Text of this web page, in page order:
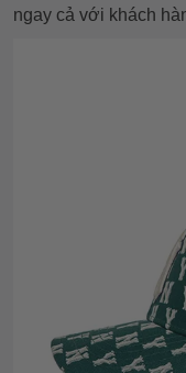
ngay cả với khách